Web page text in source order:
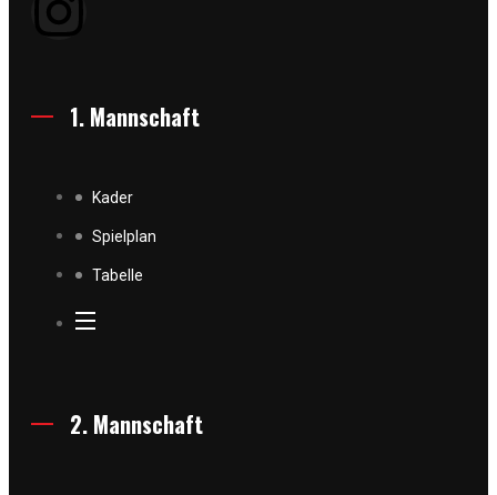
1. Mannschaft
Kader
Spielplan
Tabelle
2. Mannschaft